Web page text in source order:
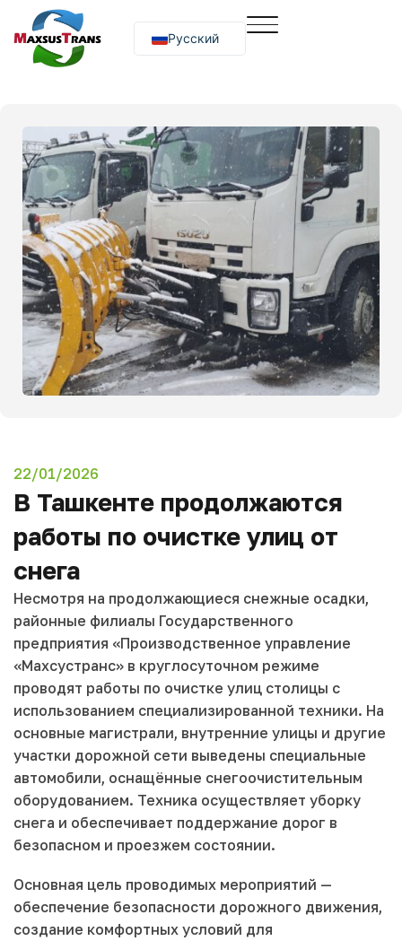
Русский
O‘zbekcha
22/01/2026
В Ташкенте продолжаются
работы по очистке улиц от
снега
Несмотря на продолжающиеся снежные осадки,
районные филиалы Государственного
предприятия «Производственное управление
«Махсустранс» в круглосуточном режиме
проводят работы по очистке улиц столицы с
использованием специализированной техники. На
основные магистрали, внутренние улицы и другие
участки дорожной сети выведены специальные
автомобили, оснащённые снегоочистительным
оборудованием. Техника осуществляет уборку
снега и обеспечивает поддержание дорог в
безопасном и проезжем состоянии.
Основная цель проводимых мероприятий —
обеспечение безопасности дорожного движения,
создание комфортных условий для